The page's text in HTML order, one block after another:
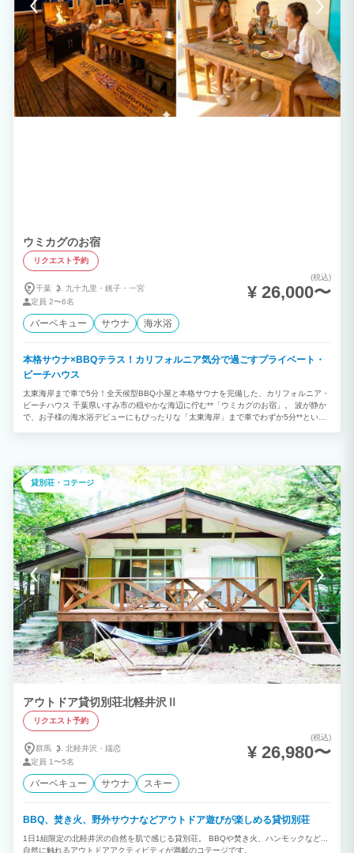
ウミカグのお宿
リクエスト予約
千葉 九十九里・ 銚子・ 一宮
定員 2〜6名
(税込)
¥ 26,000〜
バーベキュー サウナ 海水浴
本格サウナ×BBQテラス！カリフォルニア気分で過ごすプライベート・
ビーチハウス
太東海岸まで車で5分！全天候型BBQ小屋と本格サウナを完備した、カリフォルニア・
ビーチハウス 千葉県いすみ市の穏やかな海辺に佇む**「ウミカグのお宿」。 波が静か
で、お子様の海水浴デビューにもぴったりな「太東海岸」まで車でわずか5分**という
ください。 ■ 誰と来ても最高に楽しめる、3つの宿泊スタイル 1. 【家族旅行】お子様
の笑顔が主役。海辺の別荘体験 海水浴も移動もラクラク： 波が穏やかな太東海岸まで
車で5分。たっぷり遊んだ後も、すぐに宿へ戻ってお風呂やシャワーへ直行できます。
見守れるお庭： 広い芝生の庭は、お子様の専用プレイグラウンド。大人はリビングか
ら見守りながら、ゆったりとくつろげます。 天候に負けない思い出： 屋根・壁付きの
「BBQ小屋」があるから、突然の雨でも大丈夫。楽しみにしていたBBQを予定通り開
催できます。 2. 【カップル】サウナと星空に癒やされる、二人だけの「ととのい」時
間 プライベートサウナを独占： 誰にも邪魔されない専用サウナで、好きなだけセルフ
ロウリュ。水風呂の後は、テラスで潮風に吹かれる極上の外気浴を。 フォトジェニッ
クな空間： カリフォルニアスタイルの内装は、どこを切り取っても最高の写真に。 星
空の特等席： 晴れた夜は、ウッドデッキのソファに腰掛けて満天の星空を二人占め。
3. 【グループ旅行】開放感バツグン！仲間と盛り上がる大人の休日 全天候型BBQ小屋
で乾杯！： 雨や風を遮るしっかりとした造りの「BBQ小屋」なら、夜まで天気を気に
せず盛り上がれます。 一棟貸しならではの自由度： 高い天井のロフトや個室など、
広々とした空間でプライバシーを保ちつつ、賑やかな時間を共有できます。 本格サウ
ナ合宿： 仲間内で交互にサウナを楽しみ、庭で語り合う。一棟貸切だからこそ叶う贅
沢な体験です。 ■ 施設スペック タイプ： 一棟貸切（プライベートヴィラ） 主な設
備： 全天候型BBQ小屋、本格サウナ、水風呂、広大な芝生の庭、ウッドデッキ、高天
井ロフト、Wi-Fi完備
貸別荘・コテージ
アウトドア貸切別荘北軽井沢Ⅱ
リクエスト予約
群馬 北軽井沢・ 嬬恋
定員 1〜5名
(税込)
¥ 26,980〜
バーベキュー サウナ スキー
BBQ、焚き火、野外サウナなどアウトドア遊びが楽しめる貸切別荘
1日1組限定の北軽井沢の自然を肌で感じる貸別荘。 BBQや焚き火、ハンモックなど...
自然に触れるアウトドアアクティビティが満載のコテージです。